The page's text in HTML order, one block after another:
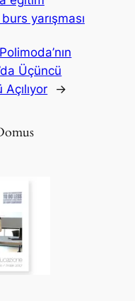
yarışması
Polimoda’nın
Üçüncü
→